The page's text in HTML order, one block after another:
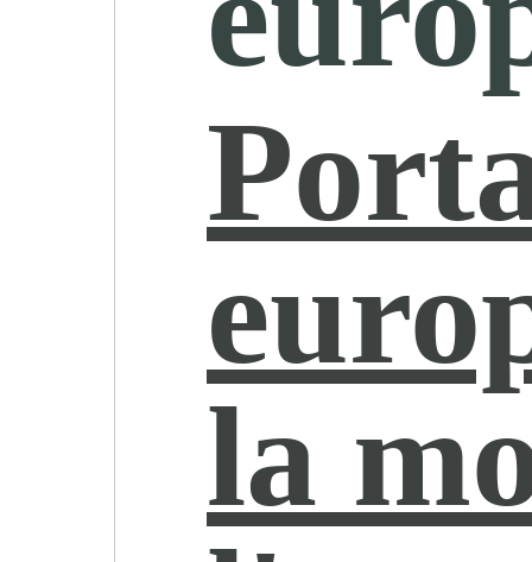
la